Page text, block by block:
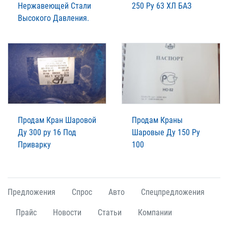
Нержавеющей Стали
Высокого Давления.
250 Ру 63 ХЛ БАЗ
Продам Кран Шаровой
Ду 300 ру 16 Под
Приварку
Продам Краны
Шаровые Ду 150 Ру
100
Предложения Спрос Авто Спецпредложения
Прайс Новости Статьи Компании